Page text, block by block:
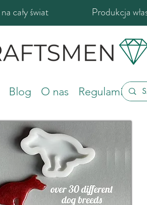
cały świat Produkcja
Blog O nas Regulamin